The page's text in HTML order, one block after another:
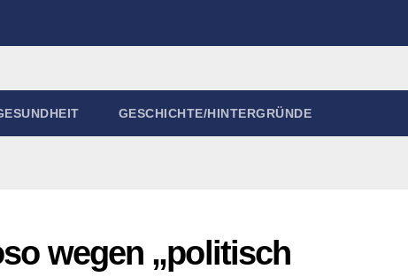
GESCHICHTE/HINTERGRÜNDE
wegen „politisch